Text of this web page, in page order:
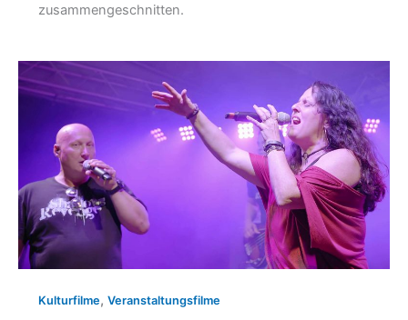
zusammengeschnitten.
Kulturfilme, Veranstaltungsfilme